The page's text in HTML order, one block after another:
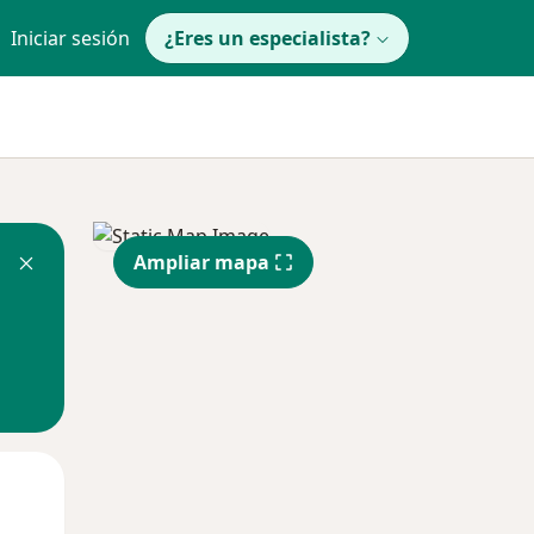
Iniciar sesión ¿Eres un especialista?
Ampliar mapa